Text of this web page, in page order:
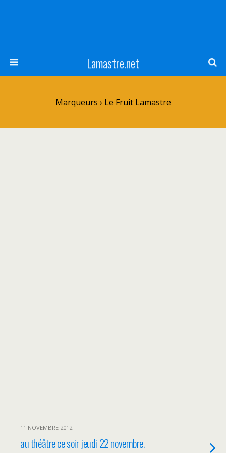
Lamastre.net
Marqueurs › Le Fruit Lamastre
11 NOVEMBRE 2012
au théâtre ce soir jeudi 22 novembre.